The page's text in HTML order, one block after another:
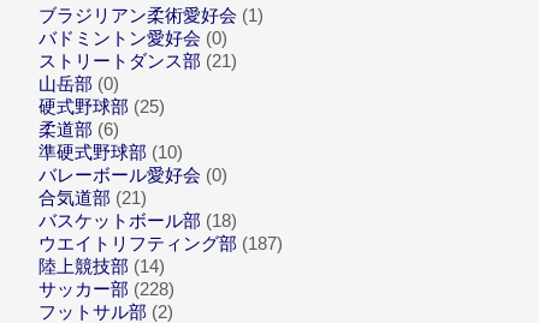
ブラジリアン柔術愛好会 (1)
バドミントン愛好会 (0)
ストリートダンス部 (21)
山岳部 (0)
硬式野球部 (25)
柔道部 (6)
準硬式野球部 (10)
バレーボール愛好会 (0)
合気道部 (21)
バスケットボール部 (18)
ウエイトリフティング部 (187)
陸上競技部 (14)
サッカー部 (228)
フットサル部 (2)